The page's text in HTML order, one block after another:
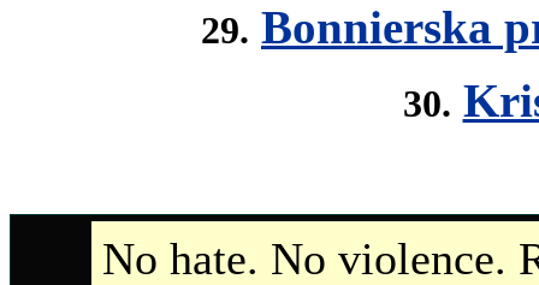
29. Bonnierska
30.
No hate. No violence.